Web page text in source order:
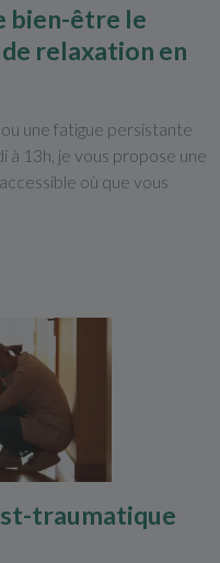
bien-être le
relaxation en
une fatigue persistante
à 13h, je vous propose une
, accessible où que vous
traumatique